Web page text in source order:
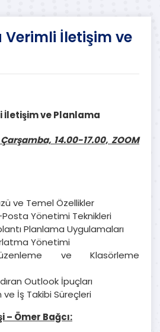
Verimli İletişim ve
İletişim ve Planlama
14.00-17.00, ZOOM
ve Temel Özellikler
Yönetimi Teknikleri
Planlama Uygulamaları
Yönetimi
ve Klasörleme
Outlook İpuçları
İş Takibi Süreçleri
– Ömer Bağcı: